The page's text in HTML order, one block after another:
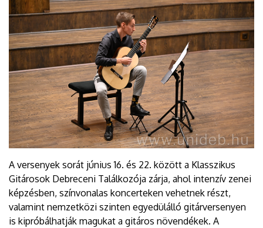
A versenyek sorát június 16. és 22. között a Klasszikus
Gitárosok Debreceni Találkozója zárja, ahol intenzív zenei
képzésben, színvonalas koncerteken vehetnek részt,
valamint nemzetközi szinten egyedülálló gitárversenyen
is kipróbálhatják magukat a gitáros növendékek. A